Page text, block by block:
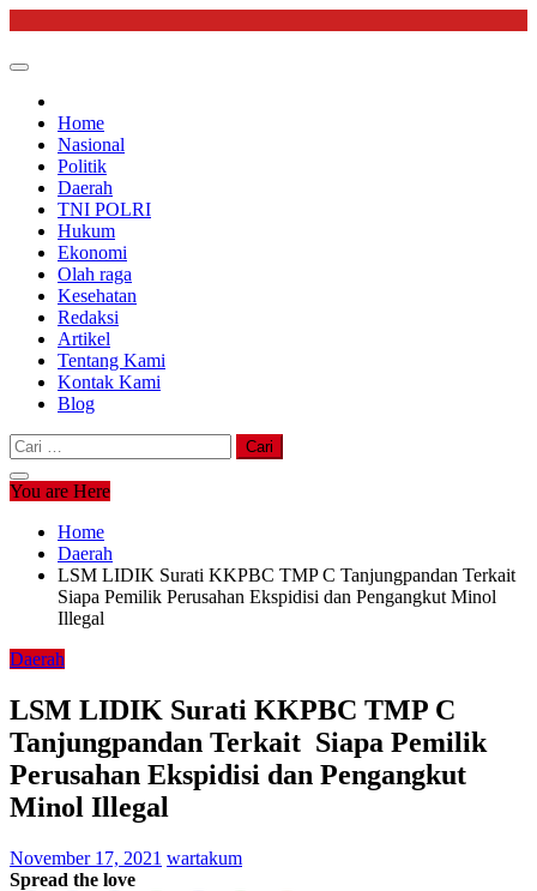
content
Home
Nasional
Politik
Daerah
TNI POLRI
Hukum
Ekonomi
Olah raga
Kesehatan
Redaksi
Artikel
Tentang Kami
Kontak Kami
Blog
Cari
untuk:
You are Here
Home
Daerah
LSM LIDIK Surati KKPBC TMP C Tanjungpandan Terkait
Siapa Pemilik Perusahan Ekspidisi dan Pengangkut Minol
Illegal
Daerah
LSM LIDIK Surati KKPBC TMP C
Tanjungpandan Terkait Siapa Pemilik
Perusahan Ekspidisi dan Pengangkut
Minol Illegal
November 17, 2021 wartakum
Spread the love